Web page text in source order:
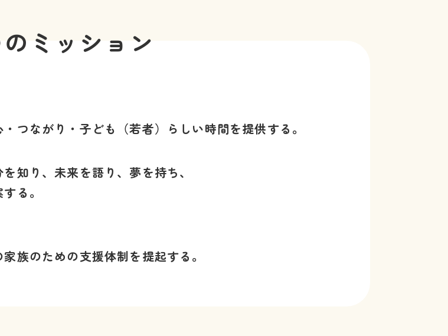
ミッション
つながり・子ども（若者）らしい時間を提供する。
知り、未来を語り、夢を持ち、
る。
族のための支援体制を提起する。